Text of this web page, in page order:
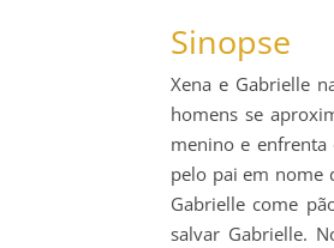
Sinopse
Xena e Gabrielle
homens se
menino e enfrenta
pelo pai em nome
Gabrielle come
salvar Gabrielle.